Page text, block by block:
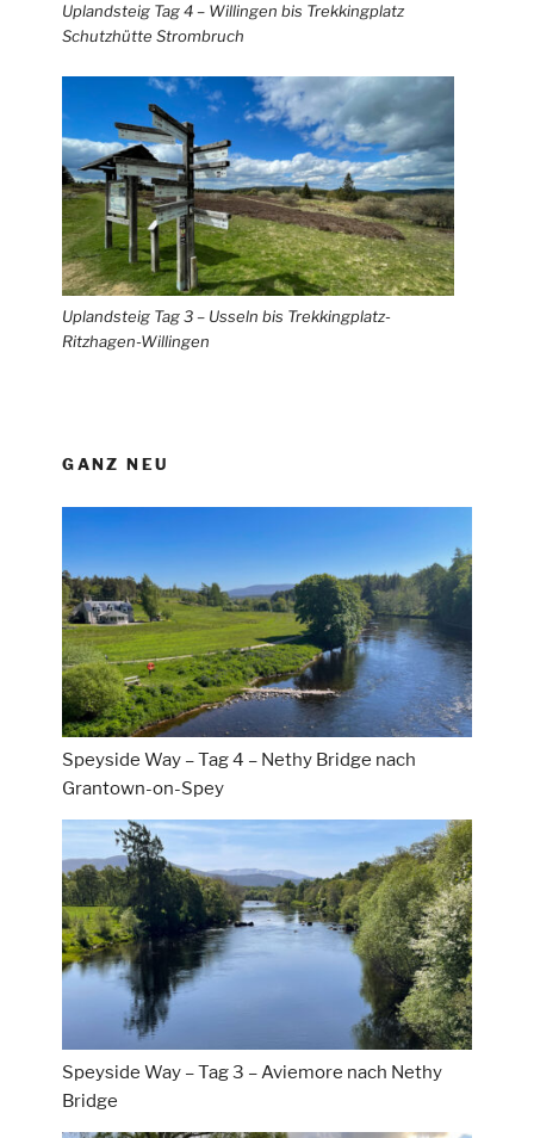
Uplandsteig Tag 4 – Willingen bis Trekkingplatz
Schutzhütte Strombruch
Uplandsteig Tag 3 – Usseln bis Trekkingplatz-
Ritzhagen-Willingen
GANZ NEU
Speyside Way – Tag 4 – Nethy Bridge nach
Grantown-on-Spey
Speyside Way – Tag 3 – Aviemore nach Nethy
Bridge